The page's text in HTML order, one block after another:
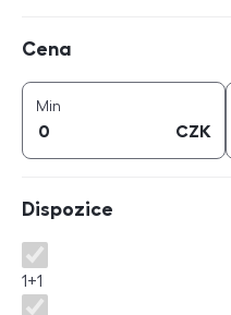
Cena
Min
CZK
Dispozice
Dispozice
1+1